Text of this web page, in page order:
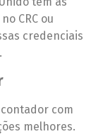
CRC ou
credenciais
com
melhores.